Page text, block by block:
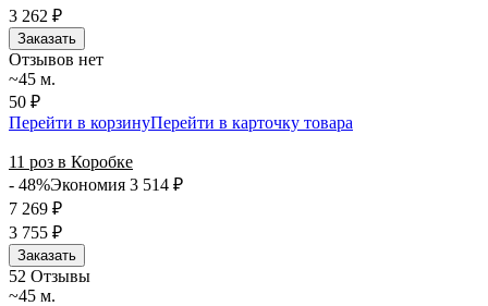
3 262 ₽
Заказать
Отзывов нет
~45 м.
50 ₽
Перейти в корзинуПерейти в карточку товара
11 роз в Коробке
- 48%Экономия 3 514 ₽
7 269 ₽
3 755 ₽
Заказать
52 Отзывы
~45 м.